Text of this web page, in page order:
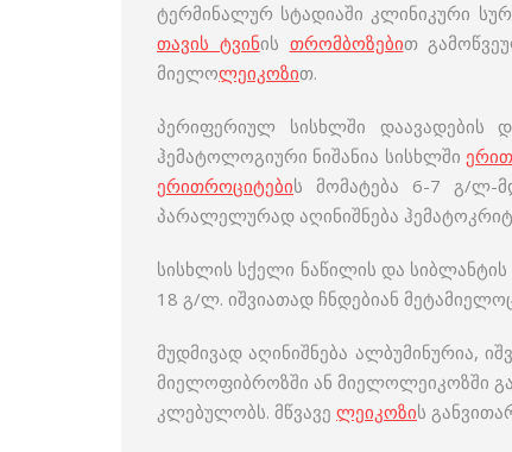
ტერმინალურ სტადიაში კლინიკური
თავის ტვინის თრომბოზებით
მიელოლეიკოზით.
პერიფერიულ სისხლში დაავადების
ჰემატოლოგიური ნიშანია სისხლში
ერითროციტების მომატება 6-7 გ/ლ-
პარალელურად აღინიშნება
სისხლის სქელი ნაწილის და
18 გ/ლ. იშვიათად ჩნდებიან
მუდმივად აღინიშნება ალბუმინურია,
მიელოფიბროზში ან მიელოლეიკოზში
კლებულობს. მწვავე ლეიკოზის